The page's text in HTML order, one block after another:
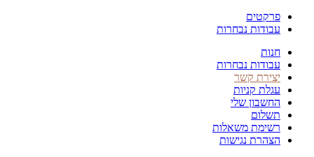
פרקטים
עבודות נבחרות
חנות
עבודות נבחרות
יצירת קשר
עגלת קניות
החשבון שלי
תשלום
רשימת משאלות
הצהרת נגישות